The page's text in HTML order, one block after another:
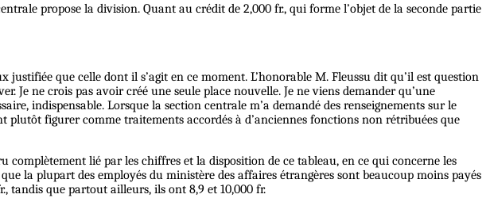
propose la division. Quant au crédit de 2,000 fr., qui forme l’objet de la seconde partie
que celle dont il s’agit en ce moment. L’honorable M. Fleussu dit qu’il est question
Je ne crois pas avoir créé une seule place nouvelle. Je ne viens demander qu’une
indispensable. Lorsque la section centrale m’a demandé des renseignements sur le
figurer comme traitements accordés à d’anciennes fonctions non rétribuées que
complètement lié par les chiffres et la disposition de ce tableau, en ce qui concerne les
la plupart des employés du ministère des affaires étrangères sont beaucoup moins payés
tandis que partout ailleurs, ils ont 8,9 et 10,000 fr.